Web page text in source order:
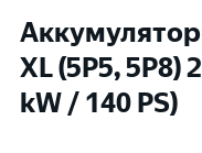
XL (5P5, 5P8)
kW / 140 PS)